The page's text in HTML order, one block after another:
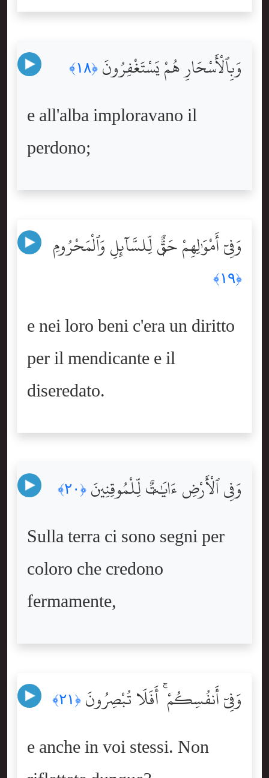
وَبِٱلْأَسْحَارِ هُمْ يَسْتَغْفِرُونَ ﴿١٨﴾
e all'alba imploravano il
perdono;
وَفِىٓ أَمْوَٰلِهِمْ حَقٌّۭ لِّلسَّآئِلِ وَٱلْمَحْرُومِ
﴿١٩﴾
e nei loro beni c'era un diritto
per il mendicante e il
diseredato.
وَفِى ٱلْأَرْضِ ءَايَٰتٌۭ لِّلْمُوقِنِينَ ﴿٢٠﴾
Sulla terra ci sono segni per
coloro che credono
fermamente,
وَفِىٓ أَنفُسِكُمْ ۚ أَفَلَا تُبْصِرُونَ ﴿٢١﴾
e anche in voi stessi. Non